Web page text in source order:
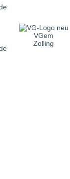
VGem
Zolling